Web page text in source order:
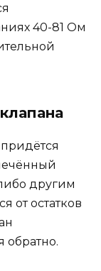
40-81 Ом
другим
от остатков
обратно.